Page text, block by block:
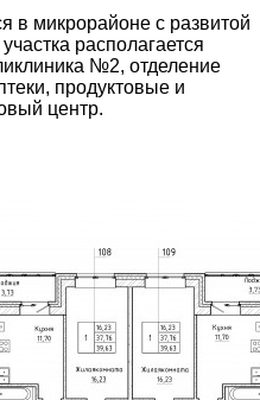
в микрорайоне с развитой
располагается
№2, отделение
продуктовые и
центр.